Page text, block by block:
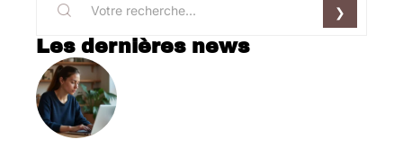
Les dernières news